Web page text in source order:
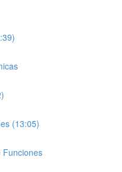
(13:05)
Funciones